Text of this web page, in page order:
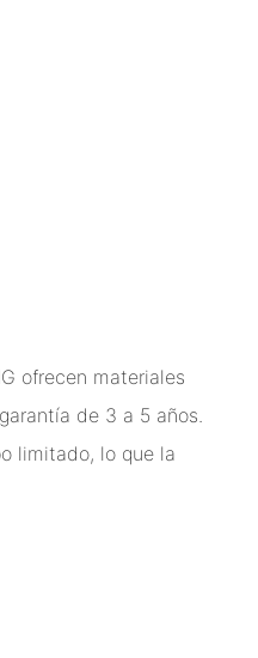
ofrecen materiales
de 3 a 5 años.
limitado, lo que la